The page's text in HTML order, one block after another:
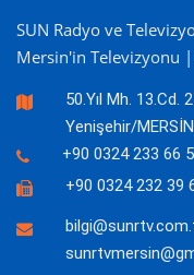
SUN Radyo ve
Mersin'in Televizyonu
50.Yıl Mh. 13.Cd.
Yenişehir/MERSİN
+90 0324 233 66
+90 0324 232 39